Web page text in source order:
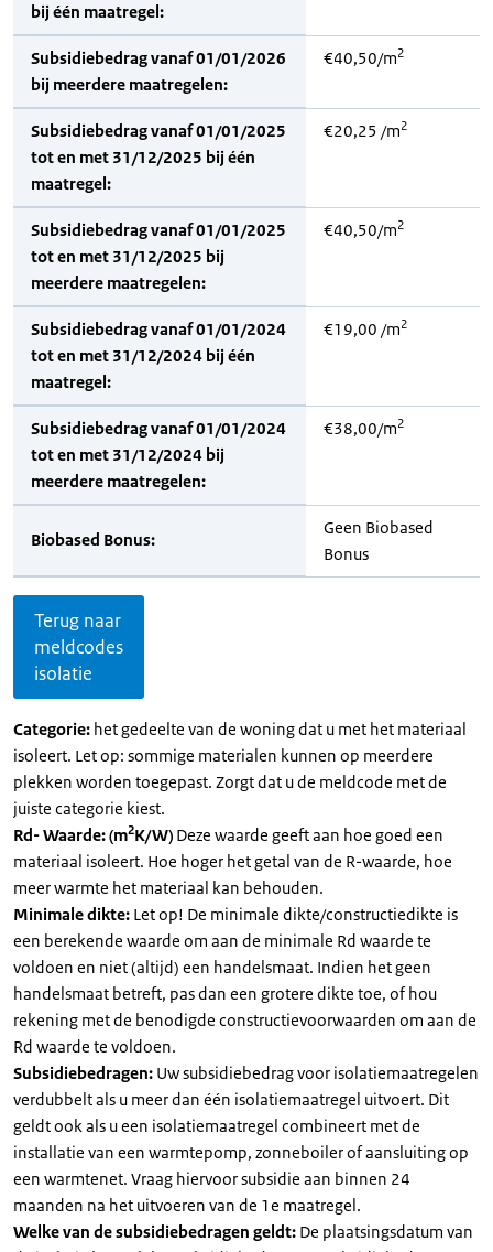
bij één maatregel:
Subsidiebedrag vanaf 01/01/2026
bij meerdere maatregelen:
€40,50/m2
Subsidiebedrag vanaf 01/01/2025
tot en met 31/12/2025 bij één
maatregel:
€20,25 /m2
Subsidiebedrag vanaf 01/01/2025
tot en met 31/12/2025 bij
meerdere maatregelen:
€40,50/m2
Subsidiebedrag vanaf 01/01/2024
tot en met 31/12/2024 bij één
maatregel:
€19,00 /m2
Subsidiebedrag vanaf 01/01/2024
tot en met 31/12/2024 bij
meerdere maatregelen:
€38,00/m2
Biobased Bonus:
Geen Biobased
Bonus
Terug naar
meldcodes
isolatie
Categorie: het gedeelte van de woning dat u met het materiaal
isoleert. Let op: sommige materialen kunnen op meerdere
plekken worden toegepast. Zorgt dat u de meldcode met de
juiste categorie kiest.
Rd- Waarde: (m2K/W) Deze waarde geeft aan hoe goed een
materiaal isoleert. Hoe hoger het getal van de R-waarde, hoe
meer warmte het materiaal kan behouden.
Minimale dikte: Let op! De minimale dikte/constructiedikte is
een berekende waarde om aan de minimale Rd waarde te
voldoen en niet (altijd) een handelsmaat. Indien het geen
handelsmaat betreft, pas dan een grotere dikte toe, of hou
rekening met de benodigde constructievoorwaarden om aan de
Rd waarde te voldoen.
Subsidiebedragen: Uw subsidiebedrag voor isolatiemaatregelen
verdubbelt als u meer dan één isolatiemaatregel uitvoert. Dit
geldt ook als u een isolatiemaatregel combineert met de
installatie van een warmtepomp, zonneboiler of aansluiting op
een warmtenet. Vraag hiervoor subsidie aan binnen 24
maanden na het uitvoeren van de 1e maatregel.
Welke van de subsidiebedragen geldt: De plaatsingsdatum van